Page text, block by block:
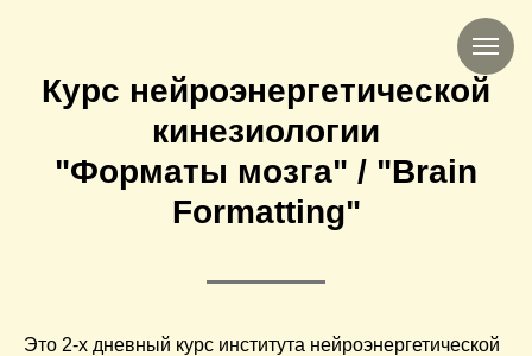
Курс нейроэнергетической
кинезиологии
"Форматы мозга" / "Brain
Formatting"
Это 2-х дневный курс института нейроэнергетической